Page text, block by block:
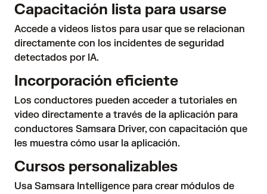
Capacitación lista para usarse
Accede a videos listos para usar que se relacionan
directamente con los incidentes de seguridad
detectados por IA.
Incorporación eficiente
Los conductores pueden acceder a tutoriales en
video directamente a través de la aplicación para
conductores Samsara Driver, con capacitación que
les muestra cómo usar la aplicación.
Cursos personalizables
Usa Samsara Intelligence para crear módulos de